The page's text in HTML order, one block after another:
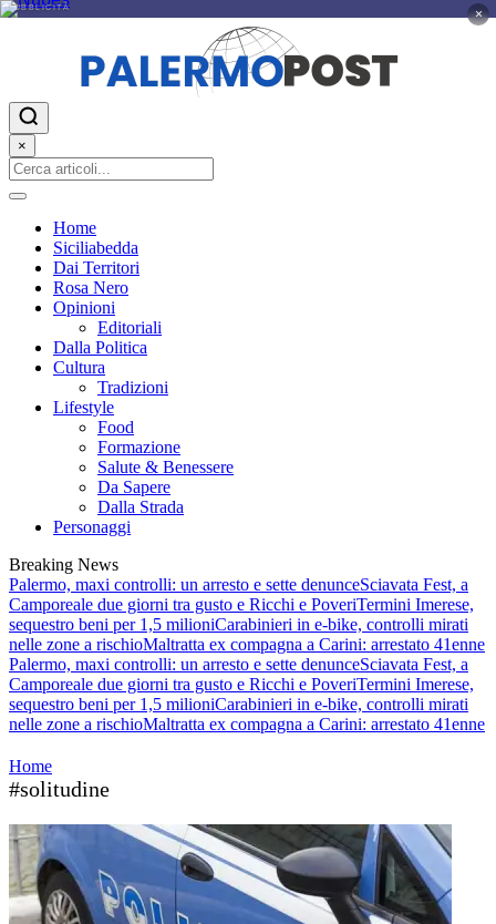
PUBBLICITÀ ×
×
Home
Siciliabedda
Dai Territori
Rosa Nero
Opinioni
Editoriali
Dalla Politica
Cultura
Tradizioni
Lifestyle
Food
Formazione
Salute & Benessere
Da Sapere
Dalla Strada
Personaggi
Breaking News
Palermo, maxi controlli: un arresto e sette denunceSciavata Fest, a
Camporeale due giorni tra gusto e Ricchi e PoveriTermini Imerese,
sequestro beni per 1,5 milioniCarabinieri in e-bike, controlli mirati
nelle zone a rischioMaltratta ex compagna a Carini: arrestato 41enne
Palermo, maxi controlli: un arresto e sette denunceSciavata Fest, a
Camporeale due giorni tra gusto e Ricchi e PoveriTermini Imerese,
sequestro beni per 1,5 milioniCarabinieri in e-bike, controlli mirati
nelle zone a rischioMaltratta ex compagna a Carini: arrestato 41enne
Home
#solitudine